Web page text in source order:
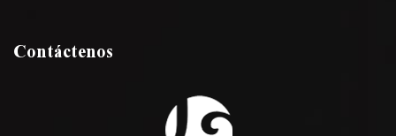
Contáctenos